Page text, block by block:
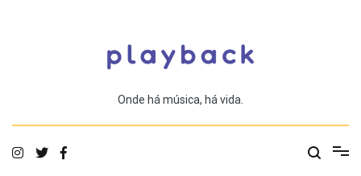
Onde há música, há vida.